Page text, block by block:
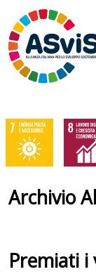
Archivio
Premiati i